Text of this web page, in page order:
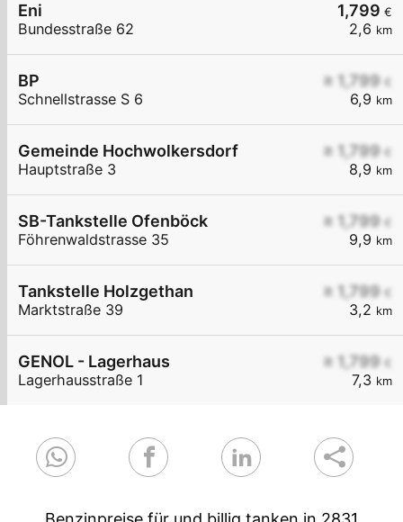
1,799 €
2,6 km
Eni
Bundesstraße 62
≥ 1,799 €
6,9 km
BP
Schnellstrasse S 6
≥ 1,799 €
8,9 km
Gemeinde Hochwolkersdorf
Hauptstraße 3
≥ 1,799 €
9,9 km
SB-Tankstelle Ofenböck
Föhrenwaldstrasse 35
≥ 1,799 €
3,2 km
Tankstelle Holzgethan
Marktstraße 39
≥ 1,799 €
7,3 km
GENOL - Lagerhaus
Lagerhausstraße 1